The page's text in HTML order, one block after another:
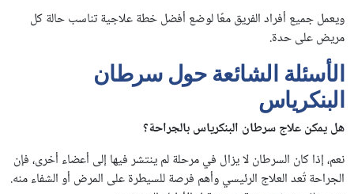
ويعمل جميع أفراد الفريق معًا لوضع أفضل خطة علاجية تناسب حالة كل
مريض على حدة.
الأسئلة الشائعة حول سرطان
البنكرياس
هل يمكن علاج سرطان البنكرياس بالجراحة؟
نعم، إذا كان السرطان لا يزال في مرحلة لم ينتشر فيها إلى أعضاء أخرى، فإن
الجراحة تُعد العلاج الرئيسي وأهم فرصة للسيطرة على المرض أو الشفاء منه.